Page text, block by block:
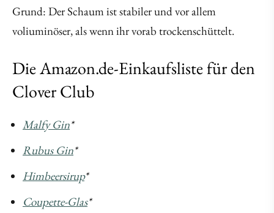
Grund: Der Schaum ist stabiler und vor allem
voliuminöser, als wenn ihr vorab trockenschüttelt.
Die Amazon.de-Einkaufsliste für den
Clover Club
Malfy Gin*
Rubus Gin*
Himbeersirup*
Coupette-Glas*